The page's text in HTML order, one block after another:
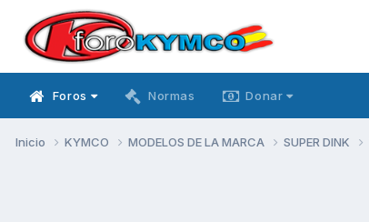
Foros Normas Donar
Inicio KYMCO MODELOS DE LA MARCA SUPER DINK